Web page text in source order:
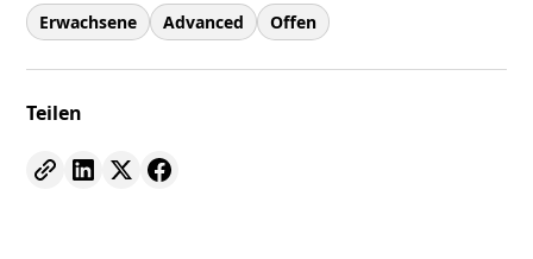
Erwachsene Advanced Offen
Teilen